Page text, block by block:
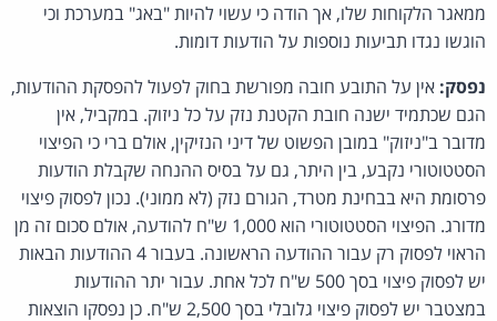
ממאגר הלקוחות שלו, אך הודה כי עשוי להיות "באג" במערכת וכי
הוגשו נגדו תביעות נוספות על הודעות דומות.
נפסק: אין על התובע חובה מפורשת בחוק לפעול להפסקת ההודעות,
הגם שכתמיד ישנה חובת הקטנת נזק על כל ניזוק. במקביל, אין
מדובר ב"ניזוק" במובן הפשוט של דיני הנזיקין, אולם ברי כי הפיצוי
הסטטוטורי נקבע, בין היתר, גם על בסיס ההנחה שקבלת הודעות
פרסומת היא בבחינת מטרד, הגורם נזק (לא ממוני). נכון לפסוק פיצוי
מדורג. הפיצוי הסטטוטורי הוא 1,000 ש"ח להודעה, אולם סכום זה מן
הראוי לפסוק רק עבור ההודעה הראשונה. בעבור 4 ההודעות הבאות
יש לפסוק פיצוי בסך 500 ש"ח לכל אחת. עבור יתר ההודעות
במצטבר יש לפסוק פיצוי גלובלי בסך 2,500 ש"ח. כן נפסקו הוצאות